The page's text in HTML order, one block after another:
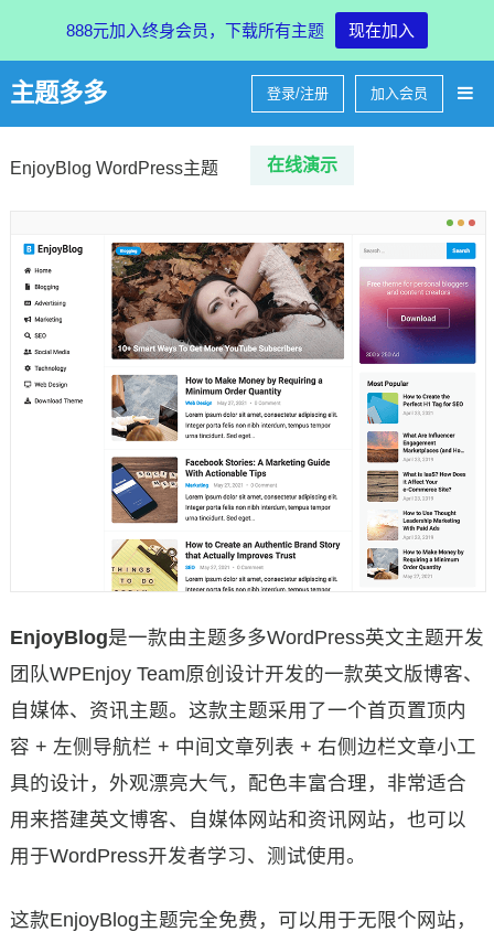
主题多多 登录/注册 加入会员
EnjoyBlog WordPress主题 在线演示
EnjoyBlog是一款由主题多多WordPress英文主题开发
团队WPEnjoy Team原创设计开发的一款英文版博客、
自媒体、资讯主题。这款主题采用了一个首页置顶内
容 + 左侧导航栏 + 中间文章列表 + 右侧边栏文章小工
具的设计，外观漂亮大气，配色丰富合理，非常适合
用来搭建英文博客、自媒体网站和资讯网站，也可以
用于WordPress开发者学习、测试使用。
这款EnjoyBlog主题完全免费，可以用于无限个网站，
888元加入终身会员，下载所有主题 现在加入